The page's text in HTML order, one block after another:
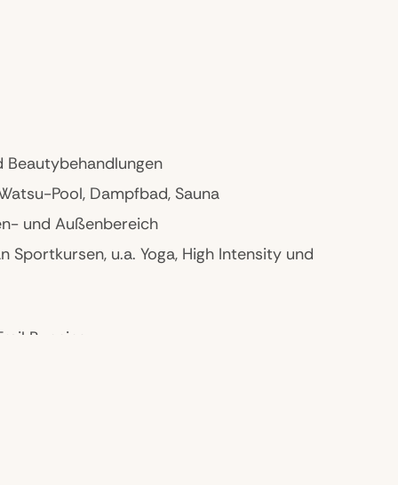
Beautybehandlungen
Pool, Dampfbad, Sauna
und Außenbereich
Sportkursen, u.a. Yoga, High Intensity und
Running